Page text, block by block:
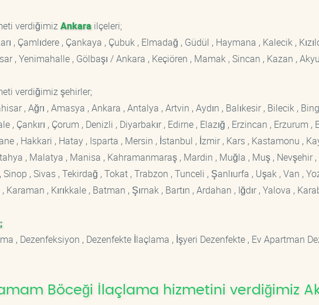
verdiğimizAnkara ilçeleri;
, Çamlıdere , Çankaya , Çubuk , Elmadağ , Güdül , Haymana , Kalecik ,
, Yenimahalle , Gölbaşı / Ankara , Keçiören , Mamak , Sincan , Kazan ,
verdiğimiz şehirler;
, Ağrı , Amasya , Ankara , Antalya , Artvin , Aydın , Balıkesir , Bilecik ,
, Çankırı , Çorum , Denizli , Diyarbakır , Edirne , Elazığ , Erzincan , Erzurum ,
, Hakkari , Hatay , Isparta , Mersin , İstanbul , İzmir , Kars , Kastamonu ,
, Malatya , Manisa , Kahramanmaraş , Mardin , Muğla , Muş , Nevşehir ,
, Sivas , Tekirdağ , Tokat , Trabzon , Tunceli , Şanlıurfa , Uşak , Van ,
, Kırıkkale , Batman , Şırnak , Bartın , Ardahan , Iğdır , Yalova ,
, Dezenfeksiyon , Dezenfekte İlaçlama , İşyeri Dezenfekte , Ev Apartman
Böceği İlaçlama hizmetini verdiğimiz